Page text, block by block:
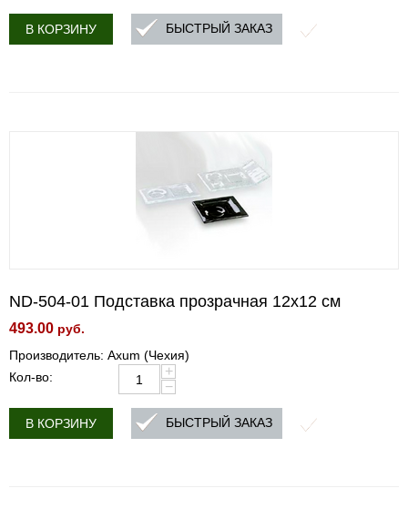
В КОРЗИНУ БЫСТРЫЙ ЗАКАЗ
ND-504-01 Подставка прозрачная 12x12 см
493.00 руб.
Производитель: Axum (Чехия)
Кол-во:
+
−
В КОРЗИНУ БЫСТРЫЙ ЗАКАЗ